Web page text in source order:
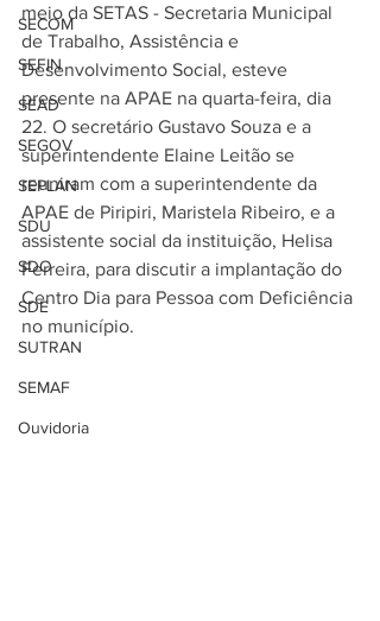
SECOM
SEFIN
SEAD
SEGOV
SEPLAN
SDU
SDO
SDE
SUTRAN
SEMAF
Ouvidoria
meio da SETAS - Secretaria Municipal
de Trabalho, Assistência e
Desenvolvimento Social, esteve
presente na APAE na quarta-feira, dia
22. O secretário Gustavo Souza e a
superintendente Elaine Leitão se
reuniram com a superintendente da
APAE de Piripiri, Maristela Ribeiro, e a
assistente social da instituição, Helisa
Ferreira, para discutir a implantação do
Centro Dia para Pessoa com Deficiência
no município.